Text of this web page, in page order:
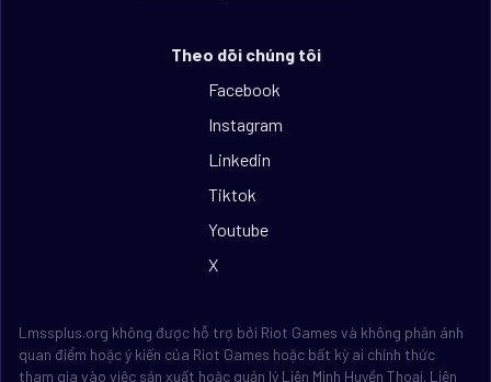
Theo dõi chúng tôi
Facebook
Instagram
Linkedin
Tiktok
Youtube
X
Lmssplus.org không được hỗ trợ bởi Riot Games và không phản ánh
quan điểm hoặc ý kiến của Riot Games hoặc bất kỳ ai chính thức
tham gia vào việc sản xuất hoặc quản lý Liên Minh Huyền Thoại. Liên